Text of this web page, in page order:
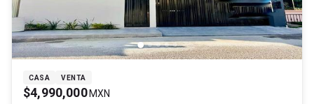
CASA VENTA
$4,990,000 MXN